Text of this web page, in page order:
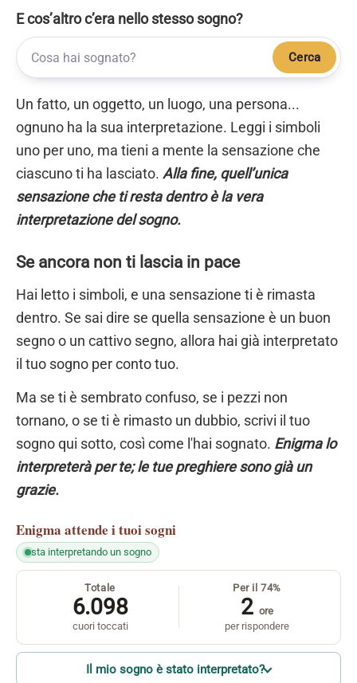
E cos’altro c’era nello stesso sogno?
Cerca
Un fatto, un oggetto, un luogo, una persona...
ognuno ha la sua interpretazione. Leggi i simboli
uno per uno, ma tieni a mente la sensazione che
ciascuno ti ha lasciato. Alla fine, quell’unica
sensazione che ti resta dentro è la vera
interpretazione del sogno.
Se ancora non ti lascia in pace
Hai letto i simboli, e una sensazione ti è rimasta
dentro. Se sai dire se quella sensazione è un buon
segno o un cattivo segno, allora hai già interpretato
il tuo sogno per conto tuo.
Ma se ti è sembrato confuso, se i pezzi non
tornano, o se ti è rimasto un dubbio, scrivi il tuo
sogno qui sotto, così come l'hai sognato. Enigma lo
interpreterà per te; le tue preghiere sono già un
grazie.
Enigma attende i tuoi sogni
sta interpretando un sogno
Totale
6.098
cuori toccati
Per il 74%
2 ore
per rispondere
Il mio sogno è stato interpretato?